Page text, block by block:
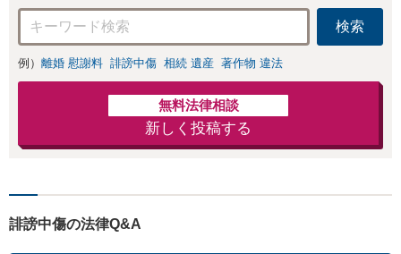
検索
例） 離婚 慰謝料 誹謗中傷 相続 遺産 著作物 違法
無料法律相談
新しく投稿する
誹謗中傷の法律Q&A